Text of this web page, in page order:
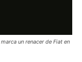
marca un renacer de Fiat en